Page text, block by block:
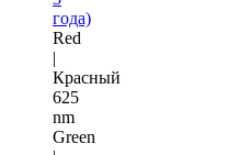
года)
Red
|
Красный
625
nm
Green